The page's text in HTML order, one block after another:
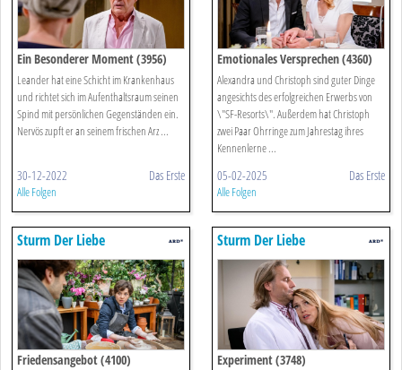
Ein Besonderer Moment (3956)
Leander hat eine Schicht im Krankenhaus
und richtet sich im Aufenthaltsraum seinen
Spind mit persönlichen Gegenständen ein.
Nervös zupft er an seinem frischen Arz ...
30-12-2022 Das Erste
Alle Folgen
Emotionales Versprechen (4360)
Alexandra und Christoph sind guter Dinge
angesichts des erfolgreichen Erwerbs von
\"SF-Resorts\". Außerdem hat Christoph
zwei Paar Ohrringe zum Jahrestag ihres
Kennenlerne ...
05-02-2025 Das Erste
Alle Folgen
Sturm Der Liebe
Friedensangebot (4100)
Sturm Der Liebe
Experiment (3748)